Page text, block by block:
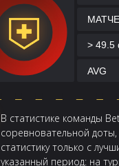
> 49.5
AVG
В статистике команды
соревновательной
статистику только с
указанный период: на